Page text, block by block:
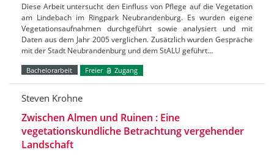
Diese Arbeit untersucht den Einfluss von Pflege auf die Vegetation
am Lindebach im Ringpark Neubrandenburg. Es wurden eigene
Vegetationsaufnahmen durchgeführt sowie analysiert und mit
Daten aus dem Jahr 2005 verglichen. Zusätzlich wurden Gespräche
mit der Stadt Neubrandenburg und dem StALU geführt…
Bachelorarbeit Freier Zugang
Steven Krohne
Zwischen Almen und Ruinen : Eine
vegetationskundliche Betrachtung vergehender
Landschaft